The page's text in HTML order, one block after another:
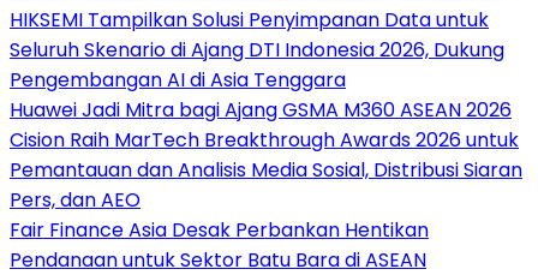
HIKSEMI Tampilkan Solusi Penyimpanan Data untuk
Seluruh Skenario di Ajang DTI Indonesia 2026, Dukung
Pengembangan AI di Asia Tenggara
Huawei Jadi Mitra bagi Ajang GSMA M360 ASEAN 2026
Cision Raih MarTech Breakthrough Awards 2026 untuk
Pemantauan dan Analisis Media Sosial, Distribusi Siaran
Pers, dan AEO
Fair Finance Asia Desak Perbankan Hentikan
Pendanaan untuk Sektor Batu Bara di ASEAN